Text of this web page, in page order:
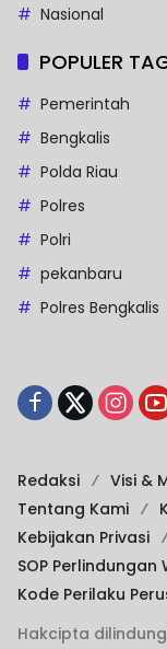
Nasional
POPULER
Pemerintah
Bengkalis
Polda Riau
Polres
Polri
pekanbaru
Polres Bengkalis
Redaksi Visi &
Tentang Kami
Kebijakan Privasi
SOP
Kode Perilaku
Hakcipta